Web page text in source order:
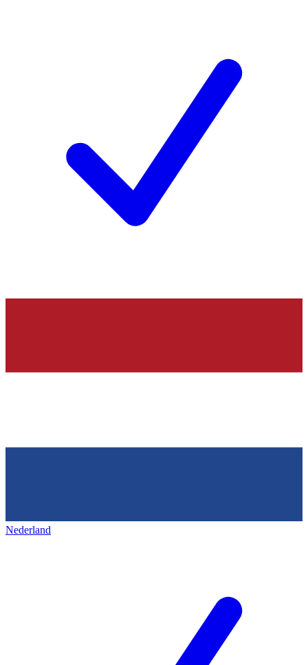
Nederland